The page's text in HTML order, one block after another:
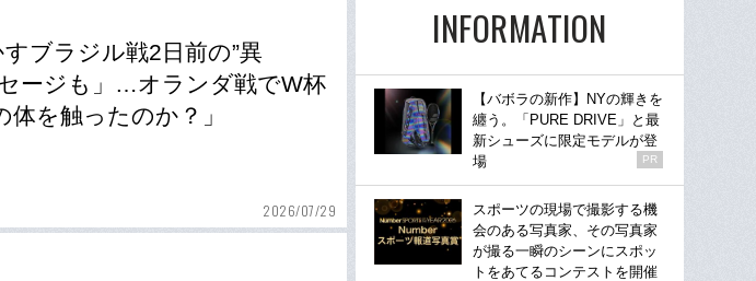
ブラジル戦2日前の”異
ージも」…オランダ戦でW杯
を触ったのか？」
2026/07/29
INFORMATION
【バボラの新作】NYの輝きを
纏う。「PURE DRIVE」と最
新シューズに限定モデルが登
場
PR
スポーツの現場で撮影する機
会のある写真家、その写真家
が撮る一瞬のシーンにスポッ
トをあてるコンテストを開催